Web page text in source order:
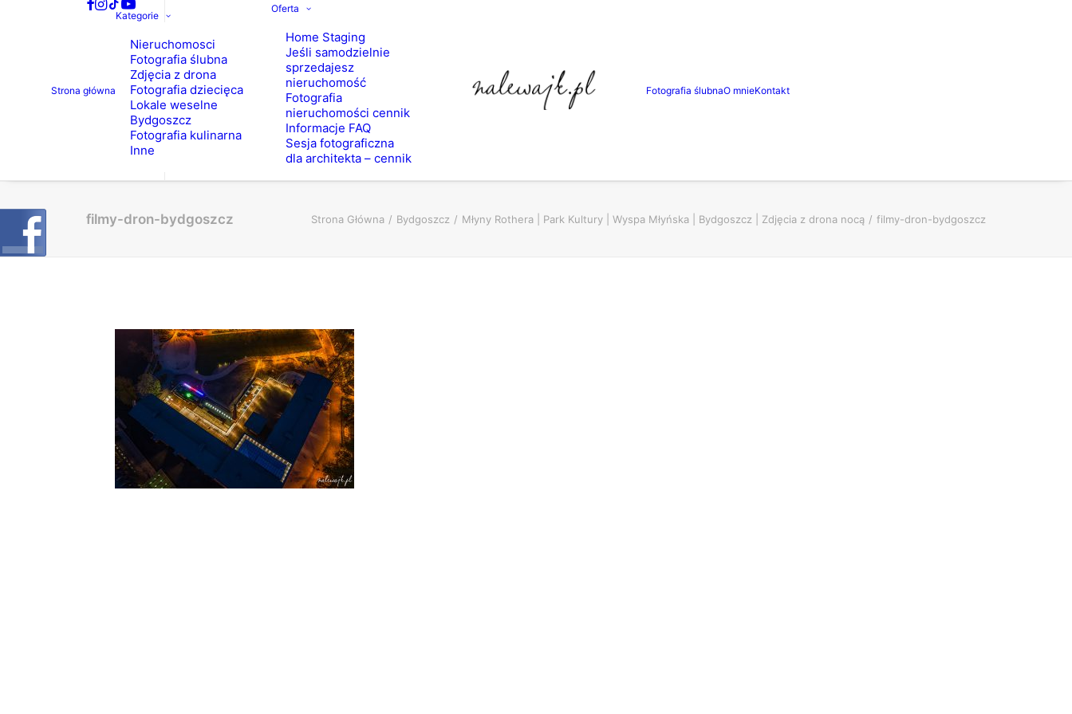
Strona główna
Kategorie
Nieruchomosci
Fotografia ślubna
Zdjęcia z drona
Fotografia dziecięca
Lokale weselne
Bydgoszcz
Fotografia kulinarna
Inne
Oferta
Home Staging
Jeśli samodzielnie
sprzedajesz
nieruchomość
Fotografia
nieruchomości cennik
Informacje FAQ
Sesja fotograficzna
dla architekta – cennik
Fotografia ślubnaO mnieKontakt
filmy-dron-bydgoszcz Strona Główna Bydgoszcz Młyny Rothera | Park Kultury | Wyspa Młyńska | Bydgoszcz | Zdjęcia z drona nocą filmy-dron-bydgoszcz